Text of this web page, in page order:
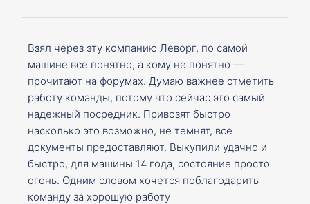
Взял через эту компанию Леворг, по самой
машине все понятно, а кому не понятно —
прочитают на форумах. Думаю важнее отметить
работу команды, потому что сейчас это самый
надежный посредник. Привозят быстро
насколько это возможно, не темнят, все
документы предоставляют. Выкупили удачно и
быстро, для машины 14 года, состояние просто
огонь. Одним словом хочется поблагодарить
команду за хорошую работу